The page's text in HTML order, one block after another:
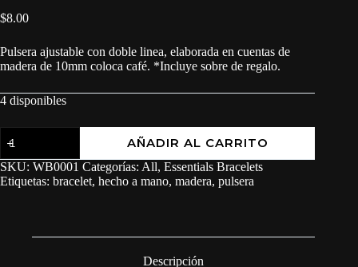
$8.00
Pulsera ajustable con doble linea, elaborada en cuentas de
madera de 10mm coloca café. *Incluye sobre de regalo.
4 disponibles
AÑADIR AL CARRITO
SKU: WB0001 Categorías: All, Essentials Bracelets
Etiquetas: bracelet, hecho a mano, madera, pulsera
Descripción